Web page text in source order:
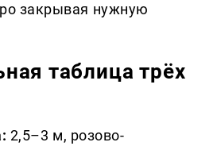
закрывая нужную
таблица трёх
2,5–3 м, розово-